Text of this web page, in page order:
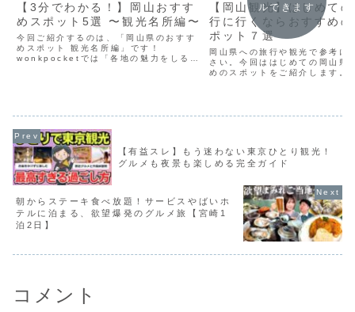
【3分でわかる！】岡山おすす
めスポット5選 〜観光名所編〜
今回ご紹介するのは、「岡山県のおすす
めスポット 観光名所編」です！
wonkpocketでは「各地の魅力をしる」
【岡山観光】はじめて
行に行くならおすすめ
ポット７選
岡山県への旅行や観光で参考に
さい。今回ははじめての岡山県
めのスポットをご紹介します。
る！カンタン＆お得...
ルできます
【有益スレ】もう迷わない東京ひとり観光！
グルメも夜景も楽しめる完全ガイド
朝からステーキ食べ放題！サービスやばいホ
テルに泊まる、欲望爆発のグルメ旅【宮崎1
泊2日】
コメント